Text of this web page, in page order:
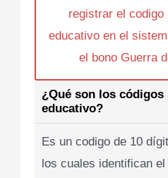
registrar el codigo
educativo en el
el bono Guerra
¿Qué son los códigos
educativo?
Es un codigo de 10
los cuales identifican